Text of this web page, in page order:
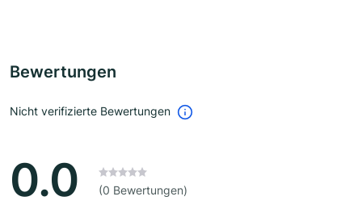
Bewertungen
Nicht verifizierte Bewertungen
0.0 (0 Bewertungen)